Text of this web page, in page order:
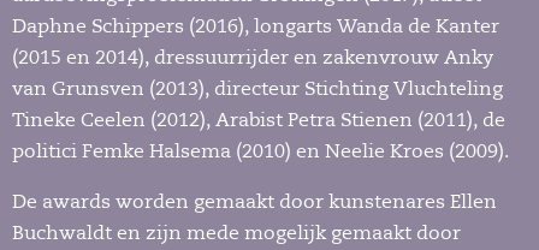
Daphne Schippers (2016), longarts Wanda de Kanter
(2015 en 2014), dressuurrijder en zakenvrouw Anky
van Grunsven (2013), directeur Stichting Vluchteling
Tineke Ceelen (2012), Arabist Petra Stienen (2011), de
politici Femke Halsema (2010) en Neelie Kroes (2009).
De awards worden gemaakt door kunstenares Ellen
Buchwaldt en zijn mede mogelijk gemaakt door